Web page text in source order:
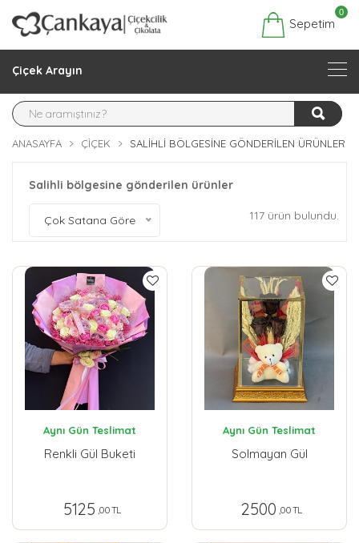
Sepetim
0
Çiçek Arayın
ANASAYFA ÇIÇEK SALIHLI BÖLGESINE GÖNDERILEN ÜRÜNLER
Salihli bölgesine gönderilen ürünler
Çok Satana Göre 117 ürün bulundu.
Aynı Gün Teslimat
Renkli Gül Buketi
5125 ,00 TL
Aynı Gün Teslimat
Solmayan Gül
2500 ,00 TL